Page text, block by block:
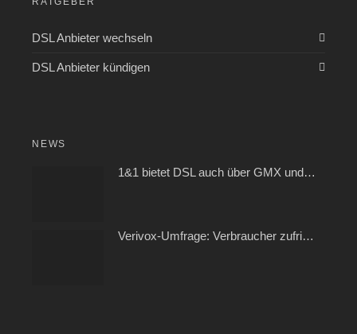
DSL Anbieter wechseln
DSL Anbieter kündigen
NEWS
1&1 bietet DSL auch über GMX und WEB.DE
Verivox-Umfrage: Verbraucher zufrieden mit ihrem Kabel- und Internetanbieter